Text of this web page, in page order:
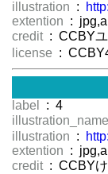
illustration :
extention :
credit : CCBY
license :
label
: 4
illustration_name
illustration :
extention :
credit : CCBY